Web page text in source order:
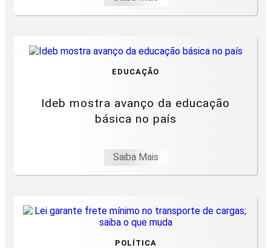
EDUCAÇÃO
Ideb mostra avanço da educação
básica no país
Saiba Mais
POLÍTICA